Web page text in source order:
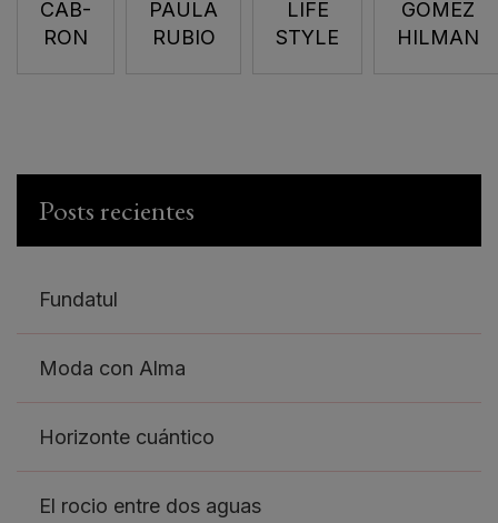
CAB-
RON
PAULA
RUBIO
LIFE
STYLE
GOMEZ
HILMAN
Posts recientes
Fundatul
Moda con Alma
Horizonte cuántico
El rocio entre dos aguas